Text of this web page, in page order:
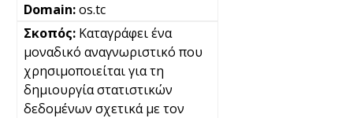
os.tc
Καταγράφει ένα
μοναδικό αναγνωριστικό που
χρησιμοποιείται για τη
δημιουργία στατιστικών
δεδομένων σχετικά με τον